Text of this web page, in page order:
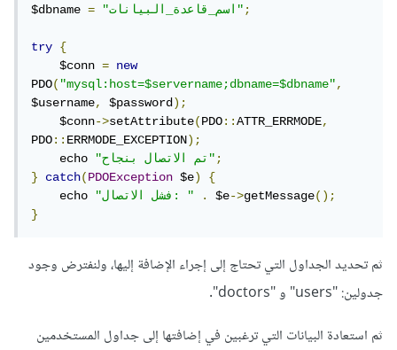
$dbname = "اسم_قاعدة_البيانات";
try
{
    $conn
=
new
PDO("mysql:host=$servername;dbname=$dbname",
$username, $password);
    $conn
->setAttribute(PDO::ATTR_ERRMODE,
PDO::ERRMODE_EXCEPTION);
    echo
"تم الاتصال بنجاح";
}
catch(PDOException $e)
{
    echo
"فشل الاتصال: " . $e->getMessage();
}
ثم تحديد الجداول التي تحتاج إلى إجراء الإضافة إليها، ولنفترض وجود
جدولين: "users" و "doctors".
ثم استعادة البيانات التي ترغبين في إضافتها إلى جداول المستخدمين